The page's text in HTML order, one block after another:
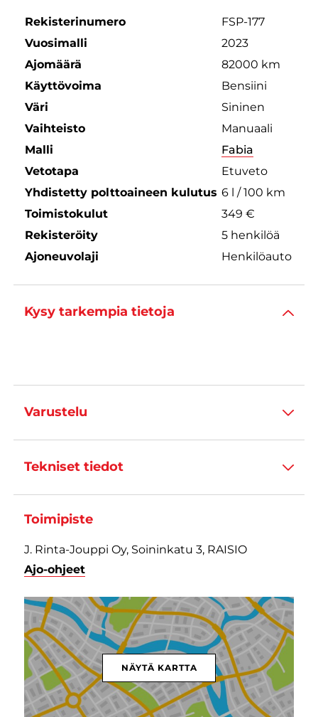
Rekisterinumero
FSP-177
Vuosimalli
2023
Ajomäärä
82000 km
Käyttövoima
Bensiini
Väri
Sininen
Vaihteisto
Manuaali
Malli
Fabia
Vetotapa
Etuveto
Yhdistetty polttoaineen kulutus 6 l / 100 km
Toimistokulut
349 €
Rekisteröity
5 henkilöä
Ajoneuvolaji
Henkilöauto
Kysy tarkempia tietoja
Varustelu
Tekniset tiedot
Toimipiste
J. Rinta-Jouppi Oy, Soininkatu 3, RAISIO
Ajo-ohjeet
NÄYTÄ KARTTA